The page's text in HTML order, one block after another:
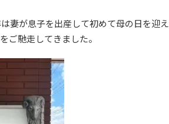
妻が息子を出産して初めて母の日を迎え
ご馳走してきました。